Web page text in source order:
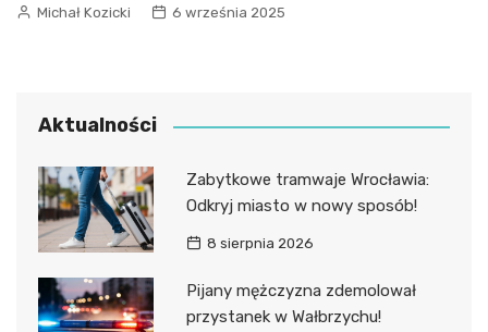
Michał Kozicki 6 września 2025
Aktualności
Zabytkowe tramwaje Wrocławia:
Odkryj miasto w nowy sposób!
8 sierpnia 2026
Pijany mężczyzna zdemolował
przystanek w Wałbrzychu!